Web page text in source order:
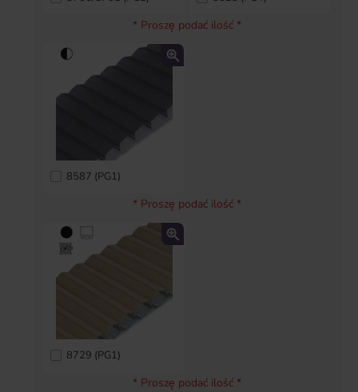
* Proszę podać ilość *
8587 (PG1)
* Proszę podać ilość *
8729 (PG1)
* Proszę podać ilość *